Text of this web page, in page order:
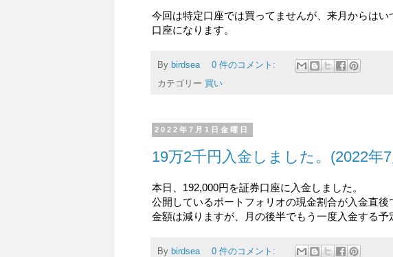
今回は特定口座では買ってませんが、来月からは
口座になります。
By birdsea
0 件のコメント:
カテゴリー 買い
2022年7月1日金曜日
19万2千円入金しました。(2022年
本日、192,000円を証券口座に入金しました。
公開しているポートフォリオの現金割合が入金直後
金額は減りますが、月の後半でもう一度入金する予
By birdsea
0 件のコメント: